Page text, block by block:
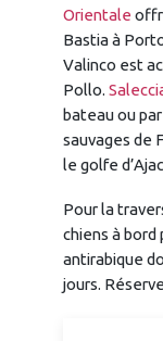
Orientale
Bastia à
Valinco est
Pollo.
bateau ou
sauvages de
le golfe
Pour la
chiens à bord
antirabique
jours.